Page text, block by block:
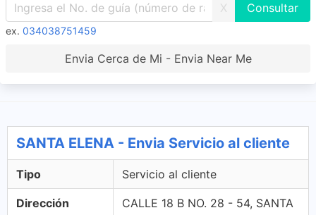
X
ex. 034038751459
Envia Cerca de Mi - Envia Near Me
SANTA ELENA - Envia Servicio al cliente
Tipo Servicio al cliente
Dirección
CALLE 18 B NO. 28 - 54, SANTA